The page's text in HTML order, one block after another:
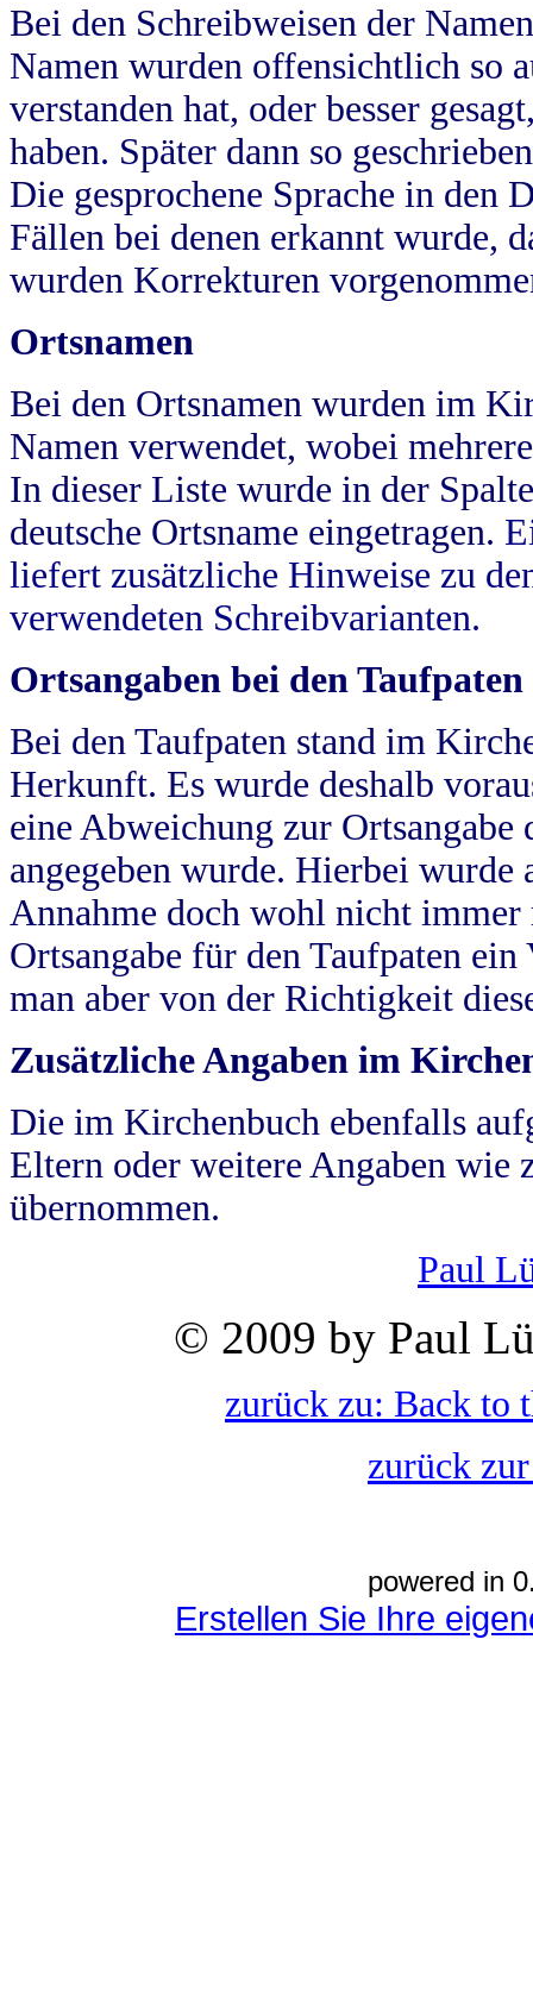
Bei den Schreibweisen der
Namen wurden offensichtlich so
verstanden hat, oder besser
haben. Später dann so
Die gesprochene Sprache in
Fällen bei denen erkannt wurde,
wurden Korrekturen
Ortsnamen
Bei den Ortsnamen wurden im
Namen verwendet, wobei
In dieser Liste wurde in der
deutsche Ortsname eingetragen.
liefert zusätzliche Hinweise zu
verwendeten Schreibvarianten.
Ortsangaben bei den Taufpaten
Bei den Taufpaten stand im
Herkunft. Es wurde deshalb
eine Abweichung zur
angegeben wurde. Hierbei wurde
Annahme doch wohl nicht
Ortsangabe für den Taufpaten
man aber von der Richtigkeit
Zusätzliche Angaben im
Die im Kirchenbuch ebenfalls
Eltern oder weitere Angaben wie
übernommen.
Paul
© 2009 by Paul
zurück zu: Back to
zurück
powered in
Erstellen Sie Ihre